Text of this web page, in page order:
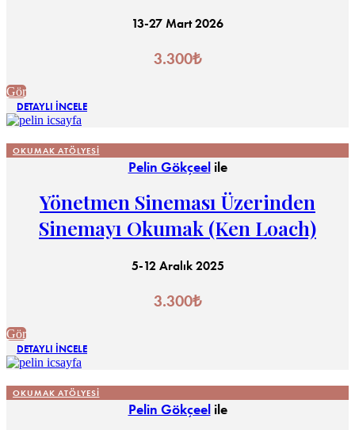
13-27 Mart 2026
3.300₺
Gör
DETAYLI İNCELE
OKUMAK ATÖLYESI
Pelin Gökçeelile
Yönetmen Sineması Üzerinden
Sinemayı Okumak (Ken Loach)
5-12 Aralık 2025
3.300₺
Gör
DETAYLI İNCELE
OKUMAK ATÖLYESI
Pelin Gökçeelile